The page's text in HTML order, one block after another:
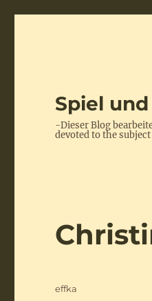
Spiel
-Dieser Blog
devoted to the
Autor
effka